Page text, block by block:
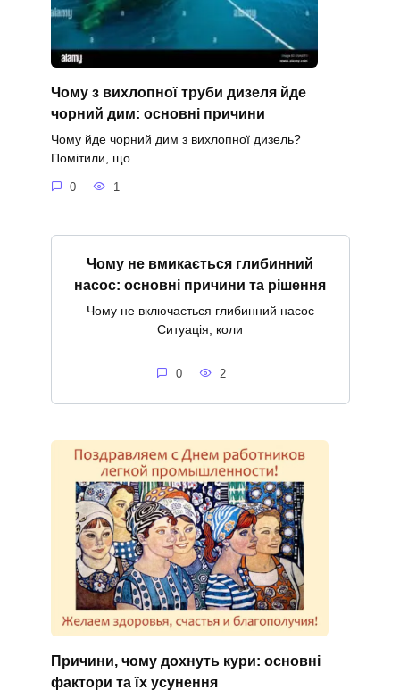
Чому з вихлопної труби дизеля йде
чорний дим: основні причини
Чому йде чорний дим з вихлопної дизель?
Помітили, що
0 1
Чому не вмикається глибинний
насос: основні причини та рішення
Чому не включається глибинний насос
Ситуація, коли
0 2
Причини, чому дохнуть кури: основні
фактори та їх усунення